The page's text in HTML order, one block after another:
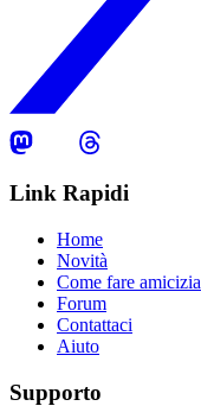
Link Rapidi
Home
Novità
Come fare amicizia
Forum
Contattaci
Aiuto
Supporto